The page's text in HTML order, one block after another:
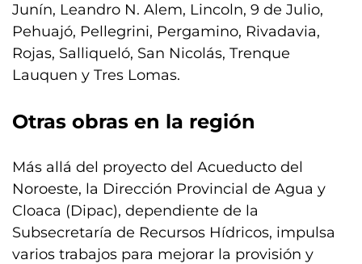
Junín, Leandro N. Alem, Lincoln, 9 de Julio,
Pehuajó, Pellegrini, Pergamino, Rivadavia,
Rojas, Salliqueló, San Nicolás, Trenque
Lauquen y Tres Lomas.
Otras obras en la región
Más allá del proyecto del Acueducto del
Noroeste, la Dirección Provincial de Agua y
Cloaca (Dipac), dependiente de la
Subsecretaría de Recursos Hídricos, impulsa
varios trabajos para mejorar la provisión y